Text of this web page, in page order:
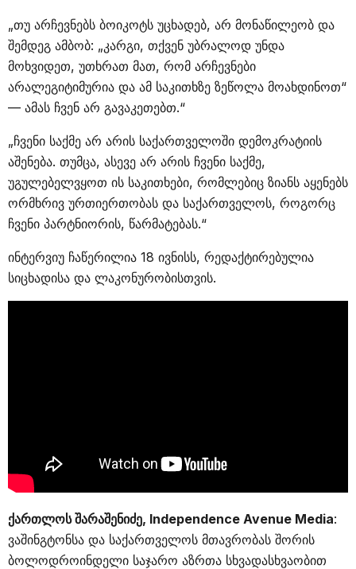
„თუ არჩევნებს ბოიკოტს უცხადებ, არ მონაწილეობ და
შემდეგ ამბობ: „კარგი, თქვენ უბრალოდ უნდა
მოხვიდეთ, უთხრათ მათ, რომ არჩევნები
არალეგიტიმურია და ამ საკითხზე ზეწოლა მოახდინოთ“
— ამას ჩვენ არ გავაკეთებთ.“
„ჩვენი საქმე არ არის საქართველოში დემოკრატიის
აშენება. თუმცა, ასევე არ არის ჩვენი საქმე,
უგულებელვყოთ ის საკითხები, რომლებიც ზიანს აყენებს
ორმხრივ ურთიერთობას და საქართველოს, როგორც
ჩვენი პარტნიორის, წარმატებას.“
ინტერვიუ ჩაწერილია 18 ივნისს, რედაქტირებულია
სიცხადისა და ლაკონურობისთვის.
ქართლოს შარაშენიძე, Independence Avenue Media:
ვაშინგტონსა და საქართველოს მთავრობას შორის
ბოლოდროინდელი საჯარო აზრთა სხვადასხვაობით